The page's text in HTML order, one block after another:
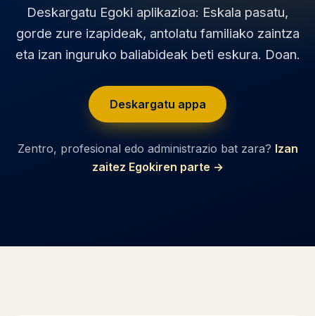
Deskargatu Egoki aplikazioa: Eskala pasatu,
gorde zure izapideak, antolatu familiako zaintza
eta izan inguruko baliabideak beti eskura. Doan.
Deskargatu appa
Zentro, profesional edo administrazio bat zara? Izan
zaitez Egokiren parte →